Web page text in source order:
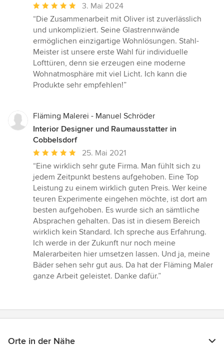
Durchschnittliche
Bewertung:
5
von
5
Sternen
3. Mai 2024
“Die Zusammenarbeit mit Oliver ist zuverlässlich
und unkompliziert. Seine Glastrennwände
ermöglichen einzigartige Wohnlösungen. Stahl-
Meister ist unsere erste Wahl für individuelle
Lofttüren, denn sie erzeugen eine moderne
Wohnatmosphäre mit viel Licht. Ich kann die
Produkte sehr empfehlen!”
Fläming Malerei - Manuel Schröder
Interior Designer und Raumausstatter in
Cobbelsdorf
Durchschnittliche
Bewertung:
5
von
5
Sternen
25. Mai 2021
“Eine wirklich sehr gute Firma. Man fühlt sich zu
jedem Zeitpunkt bestens aufgehoben. Eine Top
Leistung zu einem wirklich guten Preis. Wer keine
teuren Experimente eingehen möchte, ist dort am
besten aufgehoben. Es wurde sich an sämtliche
Absprachen gehalten. Das ist in diesem Bereich
wirklich kein Standard. Ich spreche aus Erfahrung.
Ich werde in der Zukunft nur noch meine
Malerarbeiten hier umsetzen lassen. Und ja, meine
Bäder sehen sehr gut aus. Da hat der Fläming Maler
ganze Arbeit geleistet. Danke dafür.”
Orte in der Nähe